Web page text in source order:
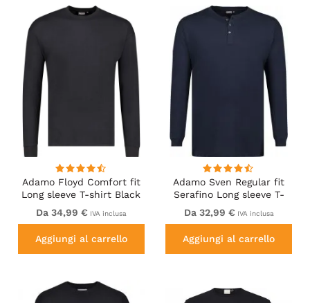
Adamo Floyd Comfort fit
Long sleeve T-shirt Black
Da 34,99 € IVA inclusa
Aggiungi al carrello
Adamo Sven Regular fit
Serafino Long sleeve T-
shirt Navy
Da 32,99 € IVA inclusa
Aggiungi al carrello